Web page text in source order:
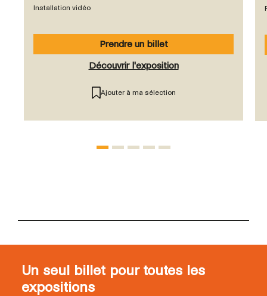
Installation vidéo
Prendre un billet
Découvrir l'exposition
Ajouter à ma sélection
Un seul billet pour toutes les
expositions